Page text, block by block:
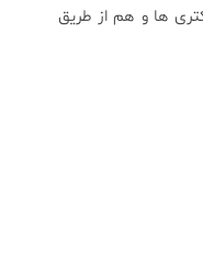
ها و هم از طریق